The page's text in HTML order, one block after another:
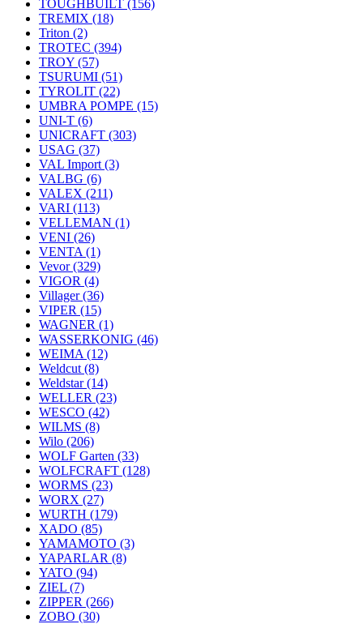
TOUGHBUILT (156)
TREMIX (18)
Triton (2)
TROTEC (394)
TROY (57)
TSURUMI (51)
TYROLIT (22)
UMBRA POMPE (15)
UNI-T (6)
UNICRAFT (303)
USAG (37)
VAL Import (3)
VALBG (6)
VALEX (211)
VARI (113)
VELLEMAN (1)
VENI (26)
VENTA (1)
Vevor(329)
VIGOR (4)
Villager(36)
VIPER (15)
WAGNER (1)
WASSERKONIG (46)
WEIMA (12)
Weldcut (8)
Weldstar(14)
WELLER (23)
WESCO (42)
WILMS (8)
Wilo (206)
WOLF Garten (33)
WOLFCRAFT (128)
WORMS (23)
WORX (27)
WURTH (179)
XADO (85)
YAMAMOTO (3)
YAPARLAR (8)
YATO (94)
ZIEL (7)
ZIPPER (266)
ZOBO (30)